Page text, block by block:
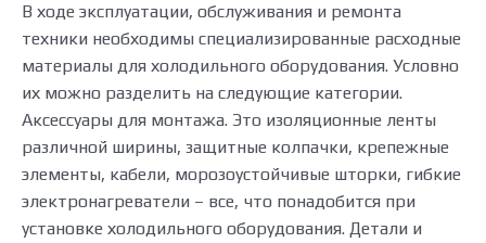
В ходе эксплуатации, обслуживания и ремонта
техники необходимы специализированные расходные
материалы для холодильного оборудования. Условно
их можно разделить на следующие категории.
Аксессуары для монтажа. Это изоляционные ленты
различной ширины, защитные колпачки, крепежные
элементы, кабели, морозоустойчивые шторки, гибкие
электронагреватели – все, что понадобится при
установке холодильного оборудования. Детали и